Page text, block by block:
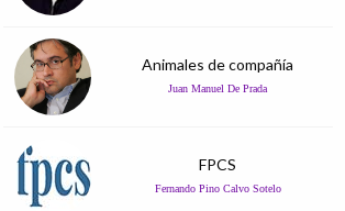
Animales de compañía
Juan Manuel De Prada
FPCS
Fernando Pino Calvo Sotelo